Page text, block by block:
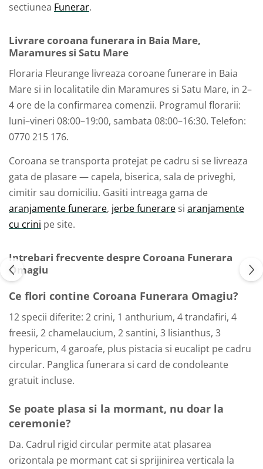
sectiunea Funerar.
Livrare coroana funerara in Baia Mare,
Maramures si Satu Mare
Floraria Fleurange livreaza coroane funerare in Baia
Mare si in localitatile din Maramures si Satu Mare, in 2–
4 ore de la confirmarea comenzii. Programul florarii:
luni–vineri 08:00–19:00, sambata 08:00–16:30. Telefon:
0770 215 176.
Coroana se transporta protejat pe cadru si se livreaza
gata de plasare — capela, biserica, sala de priveghi,
cimitir sau domiciliu. Gasiti intreaga gama de
aranjamente funerare, jerbe funerare si aranjamente
cu crini pe site.
Intrebari frecvente despre Coroana Funerara
Omagiu
Ce flori contine Coroana Funerara Omagiu?
12 specii diferite: 2 crini, 1 anthurium, 4 trandafiri, 4
freesii, 2 chamelaucium, 2 santini, 3 lisianthus, 3
hypericum, 4 garoafe, plus pistacia si eucalipt pe cadru
circular. Panglica funerara si card de condoleante
gratuit incluse.
Se poate plasa si la mormant, nu doar la
ceremonie?
Da. Cadrul rigid circular permite atat plasarea
orizontala pe mormant cat si sprijinirea verticala la